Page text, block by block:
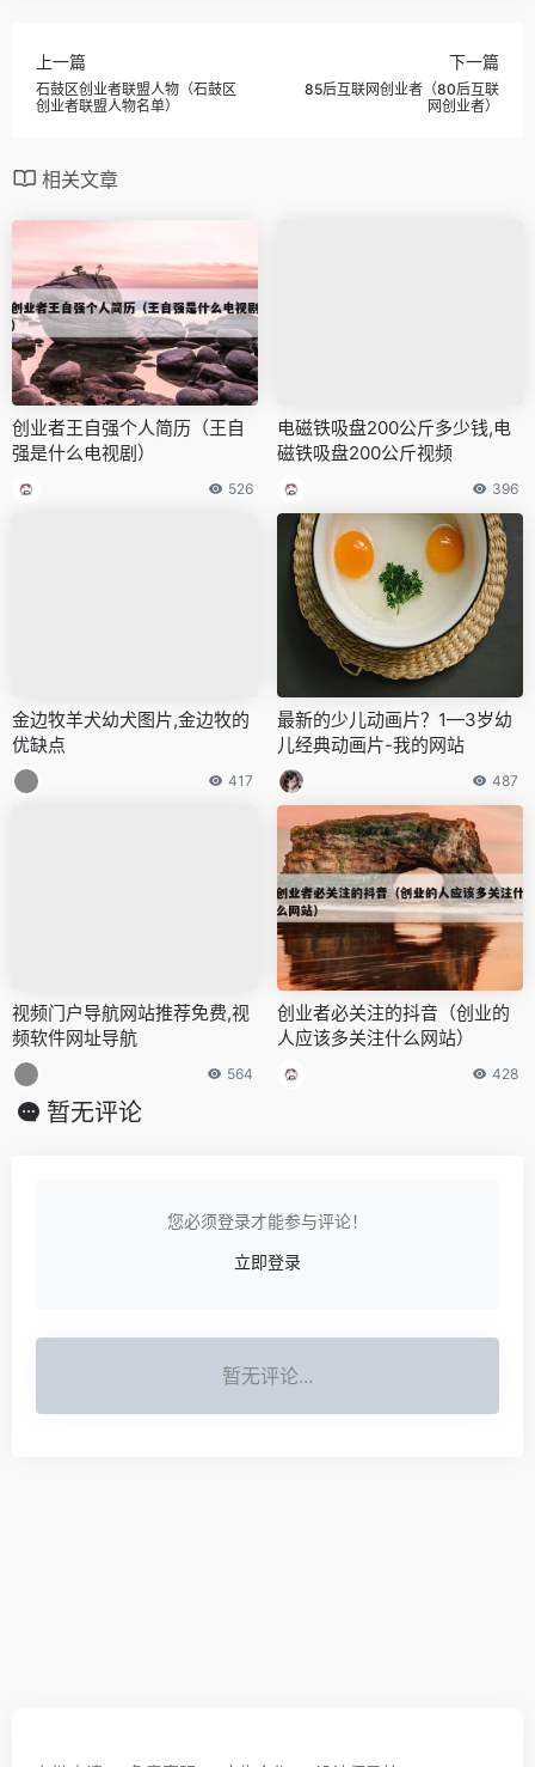
上一篇
石鼓区创业者联盟人物（石鼓区
创业者联盟人物名单）
下一篇
85后互联网创业者（80后互联
网创业者）
相关文章
创业者王自强个人简历（王自
强是什么电视剧）
526
电磁铁吸盘200公斤多少钱,电
磁铁吸盘200公斤视频
396
金边牧羊犬幼犬图片,金边牧的
优缺点
417
最新的少儿动画片？1—3岁幼
儿经典动画片-我的网站
487
视频门户导航网站推荐免费,视
频软件网址导航
564
创业者必关注的抖音（创业的
人应该多关注什么网站）
428
暂无评论
您必须登录才能参与评论！
立即登录
暂无评论...